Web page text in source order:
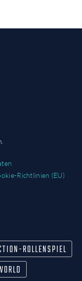
Richtlinien (EU)
ROLLENSPIEL